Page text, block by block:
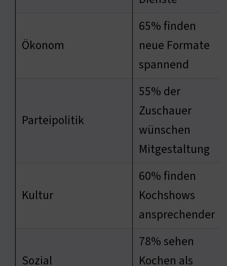
Ökonom
65% finden
neue Formate
spannend
Parteipolitik
55% der
Zuschauer
wünschen
Mitgestaltung
Kultur
60% finden
Kochshows
ansprechender
Sozial
78% sehen
Kochen als